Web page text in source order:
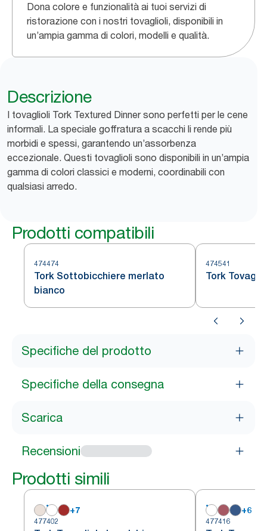
Dona colore e funzionalità ai tuoi servizi di
ristorazione con i nostri tovaglioli, disponibili in
un’ampia gamma di colori, modelli e qualità.
Descrizione
I tovaglioli Tork Textured Dinner sono perfetti per le cene
informali. La speciale goffratura a scacchi li rende più
morbidi e spessi, garantendo un’assorbenza
eccezionale. Questi tovaglioli sono disponibili in un’ampia
gamma di colori classici e moderni, coordinabili con
qualsiasi arredo.
Prodotti compatibili
474474
Tork Sottobicchiere merlato
bianco
474541
Tork
Specifiche del prodotto
Specifiche della consegna
Scarica
Recensioni
Prodotti simili
+7
477402
+6
477416